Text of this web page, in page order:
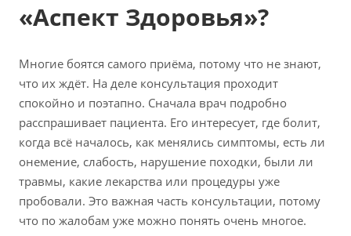
«Аспект Здоровья»?
Многие боятся самого приёма, потому что не знают,
что их ждёт. На деле консультация проходит
спокойно и поэтапно. Сначала врач подробно
расспрашивает пациента. Его интересует, где болит,
когда всё началось, как менялись симптомы, есть ли
онемение, слабость, нарушение походки, были ли
травмы, какие лекарства или процедуры уже
пробовали. Это важная часть консультации, потому
что по жалобам уже можно понять очень многое.